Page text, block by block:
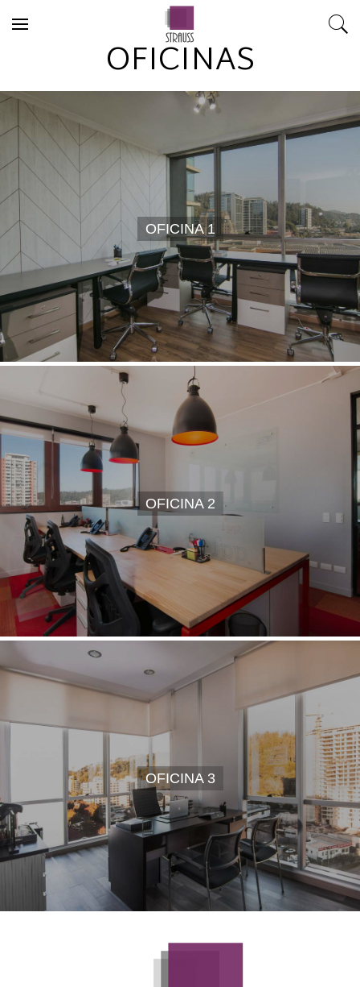
OFICINAS
OFICINA 1
OFICINA 2
OFICINA 3